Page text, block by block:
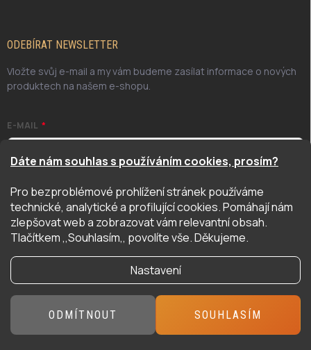
Dáte nám souhlas s používáním cookies, prosím?
Pro bezproblémové prohlížení stránek používáme
technické, analytické a profilující cookies. Pomáhají nám
zlepšovat web a zobrazovat vám relevantní obsah.
Tlačítkem ,,Souhlasím,, povolíte vše. Děkujeme.
Nastavení
ODMÍTNOUT SOUHLASÍM
ODEBÍRAT NEWSLETTER
Vložte svůj e-mail a my vám budeme zasílat informace o nových
produktech na našem e-shopu.
E-MAIL
Odesláním potvrzuji, že jsem se seznámil/a se zásadami
ochrany osobních údajů. Úplné znění naleznetezde
PŘIHLÁSIT SE
Vytvořil Shoptet
Copyright 2026Hyper Hobby . Všechna práva vyhrazena.